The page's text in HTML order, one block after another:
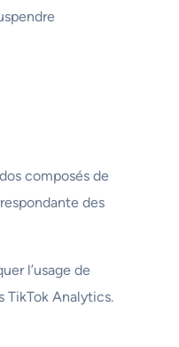
composés de
des
l’usage de
TikTok Analytics.